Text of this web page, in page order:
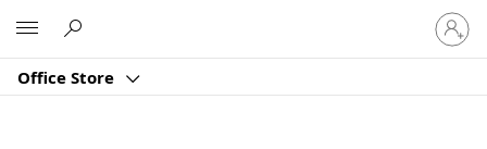
Office Store
Влезте
във
вашия